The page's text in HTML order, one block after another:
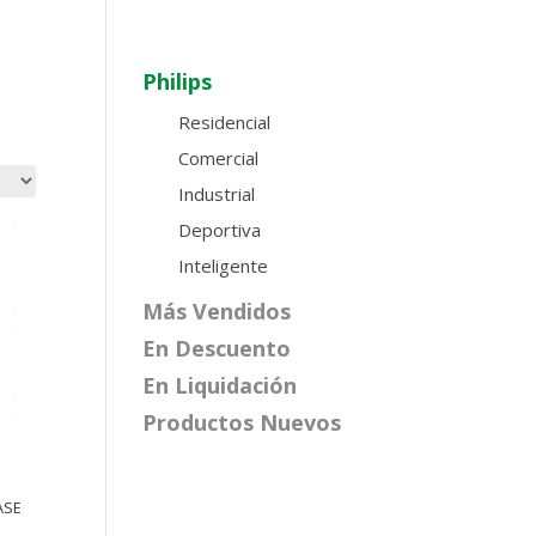
Philips
Residencial
Comercial
Industrial
Deportiva
Inteligente
Más Vendidos
En Descuento
En Liquidación
Productos Nuevos